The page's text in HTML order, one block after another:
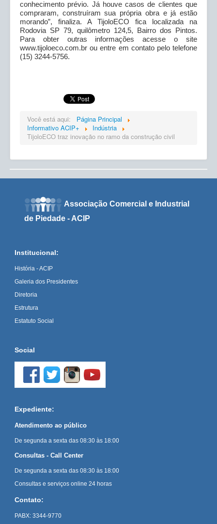
conhecimento prévio. Já houve casos de clientes que
compraram, construíram sua própria obra e já estão
morando”, finaliza. A TijoloECO fica localizada na
Rodovia SP 79, quilômetro 124,5, Bairro dos Pintos.
Para obter outras informações acesse o site
www.tijoloeco.com.br ou entre em contato pelo telefone
(15) 3244-5756.
Você está aqui:
Página Principal
Informativo ACIP+
Indústria
TijoloECO traz inovação no ramo da construção civil
Associação Comercial e Industrial
de Piedade - ACIP
Institucional:
História - ACIP
Galeria dos Presidentes
Diretoria
Estrutura
Estatuto Social
Social
Expediente:
Atendimento ao público
De segunda a sexta das 08:30 às 18:00
Consultas - Call Center
De segunda a sexta das 08:30 às 18:00
Consultas e serviços online 24 horas
Contato:
PABX: 3344-9770